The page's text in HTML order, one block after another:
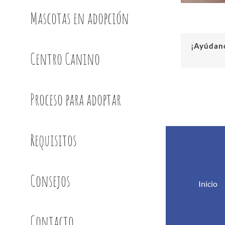
Mascotas en adopción
Centro Canino
Proceso para adoptar
Requisitos
Consejos
Inicio